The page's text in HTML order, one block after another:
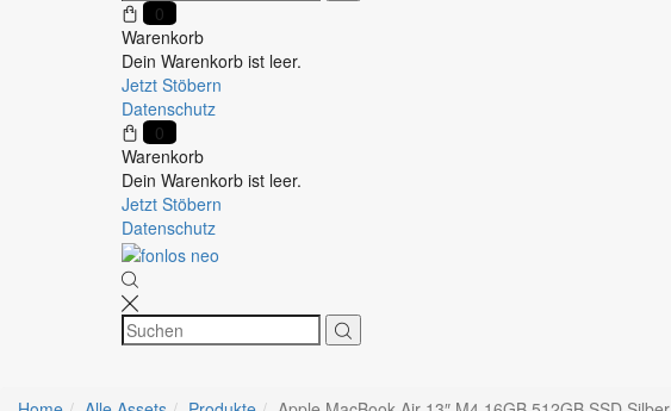
0
Warenkorb
Dein Warenkorb ist leer.
Jetzt Stöbern
Datenschutz
0
Warenkorb
Dein Warenkorb ist leer.
Jetzt Stöbern
Datenschutz